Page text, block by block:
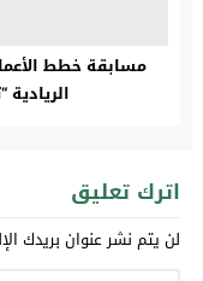
مسابقة خطط
اترك تعليق
لن يتم نشر عنوان بريدك